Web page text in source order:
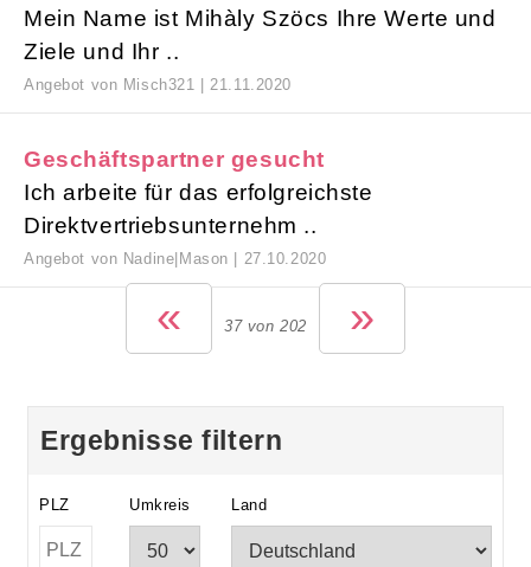
Mein Name ist Mihàly Szöcs Ihre Werte und
Ziele und Ihr ..
Angebot von Misch321 | 21.11.2020
Geschäftspartner gesucht
Ich arbeite für das erfolgreichste
Direktvertriebsunternehm ..
Angebot von Nadine|Mason | 27.10.2020
« 37 von 202 »
Ergebnisse filtern
PLZ Umkreis Land